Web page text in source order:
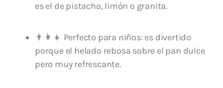
es el de pistacho, limón o granita.
👨‍👩‍👧 Perfecto para niños: es divertido
porque el helado rebosa sobre el pan dulce
pero muy refrescante.